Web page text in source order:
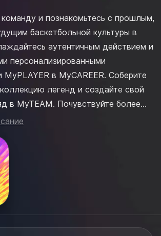
и познакомьтесь с прошлым,
баскетбольной культуры в
аутентичным действием и
персонализированными
в MyCAREER. Соберите
легенд и создайте свой
в MyTEAM. Почувствуйте более
процесс и улучшенную графику,
MOMENTS™ Воссоздайте
ярких и захватывающих